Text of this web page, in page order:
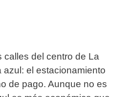
calles del centro de La
azul: el estacionamiento
de pago. Aunque no es